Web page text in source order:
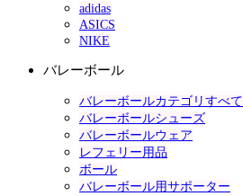
adidas
ASICS
NIKE
バレーボール
バレーボールカテゴリすべて
バレーボールシューズ
バレーボールウェア
レフェリー用品
ボール
バレーボール用サポーター